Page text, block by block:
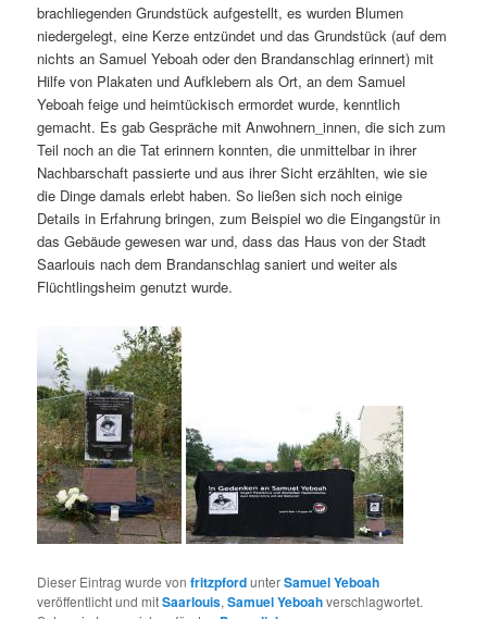
brach­liegen­den Grund­stück aufgestellt, es wur­den Blu­men
niedergelegt, eine Kerze entzün­det und das Grund­stück (auf dem
nichts an Samuel Yeboah oder den Bran­dan­schlag erin­nert) mit
Hil­fe von Plakat­en und Aufk­le­bern als Ort, an dem Samuel
Yeboah feige und heimtück­isch ermordet wurde, ken­ntlich
gemacht. Es gab Gespräche mit Anwohnern_innen, die sich zum
Teil noch an die Tat erin­nern kon­nten, die unmit­tel­bar in ihrer
Nach­barschaft passierte und aus ihrer Sicht erzählten, wie sie
die Dinge damals erlebt haben. So ließen sich noch einige
Details in Erfahrung brin­gen, zum Beispiel wo die Ein­gangstür in
das Gebäude gewe­sen war und, dass das Haus von der Stadt
Saar­louis nach dem Bran­dan­schlag saniert und weit­er als
Flüchtling­sheim genutzt wurde.
Dieser Eintrag wurde vonfritzpfordunterSamuel Yeboah
veröffentlicht und mitSaarlouis,Samuel Yeboahverschlagwortet.